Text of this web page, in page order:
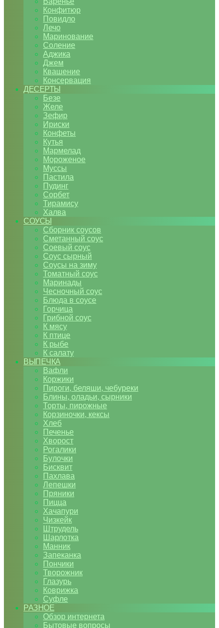
Конфитюр
Повидло
Лечо
Маринование
Соление
Аджика
Джем
Квашение
Консервация
ДЕСЕРТЫ
Безе
Желе
Зефир
Ириски
Конфеты
Кутья
Мармелад
Мороженое
Муссы
Пастила
Пудинг
Сорбет
Тирамису
Халва
СОУСЫ
Сборник соусов
Сметанный соус
Соевый соус
Соус сырный
Соусы на зиму
Томатный соус
Маринады
Чесночный соус
Блюда в соусе
Горчица
Грибной соус
К мясу
К птице
К рыбе
К салату
ВЫПЕЧКА
Вафли
Коржики
Пироги, беляши, чебуреки
Блины, оладьи, сырники
Торты, пирожные
Корзиночки, кексы
Хлеб
Печенье
Хворост
Рогалики
Булочки
Бисквит
Пахлава
Лепешки
Пряники
Пицца
Хачапури
Чизкейк
Штрудель
Шарлотка
Манник
Запеканка
Пончики
Творожник
Глазурь
Коврижка
Суфле
РАЗНОЕ
Обзор интернета
Бытовые вопросы